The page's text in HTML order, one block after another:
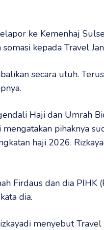
ke Kemenhaj
kepada Travel
secara utuh.
Haji dan Umrah
mengatakan pihaknya
haji 2026.
Firdaus dan dia
dia.
menyebut